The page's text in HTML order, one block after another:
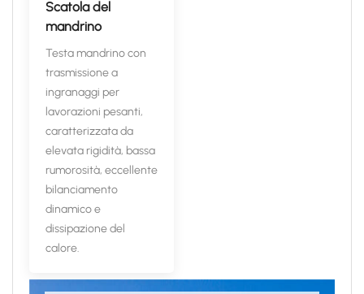
Scatola del
mandrino
Testa mandrino con
trasmissione a
ingranaggi per
lavorazioni pesanti,
caratterizzata da
elevata rigidità, bassa
rumorosità, eccellente
bilanciamento
dinamico e
dissipazione del
calore.